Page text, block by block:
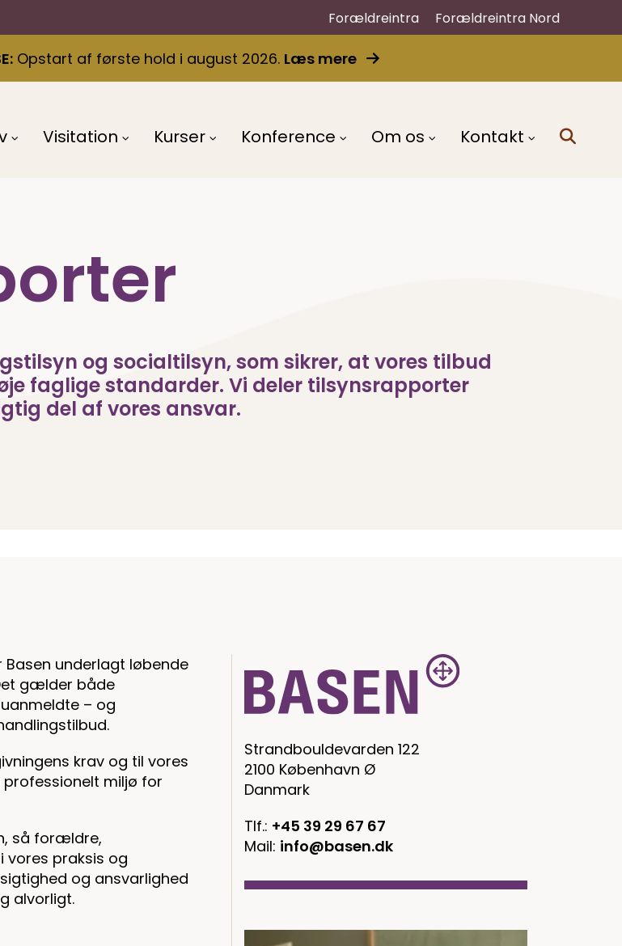
Forældreintra Forældreintra Nord
Opstart af første hold i august 2026. Læs mere
Visitation Kurser Konference Om os Kontakt
og socialtilsyn, som sikrer, at vores tilbud
faglige standarder. Vi deler tilsynsrapporter
del af vores ansvar.
underlagt løbende
gælder både
– og
krav og til vores
miljø for
så forældre,
vores praksis og
og ansvarlighed
alvorligt.
Strandbouldevarden 122
2100 København Ø
Danmark
Tlf.: +45 39 29 67 67
Mail: info@basen.dk